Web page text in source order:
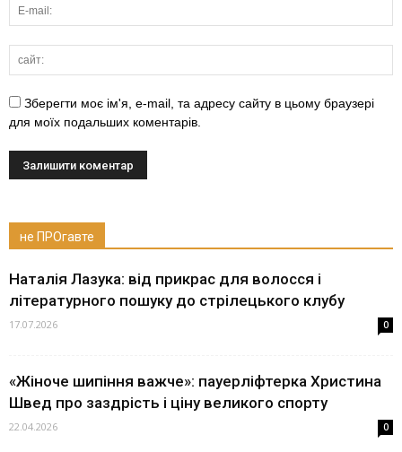
Зберегти моє ім'я, e-mail, та адресу сайту в цьому браузері
для моїх подальших коментарів.
не ПРОгавте
Наталія Лазука: від прикрас для волосся і
літературного пошуку до стрілецького клубу
17.07.2026 0
«Жіноче шипіння важче»: пауерліфтерка Христина
Швед про заздрість і ціну великого спорту
22.04.2026 0